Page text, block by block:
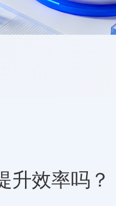
升效率吗？